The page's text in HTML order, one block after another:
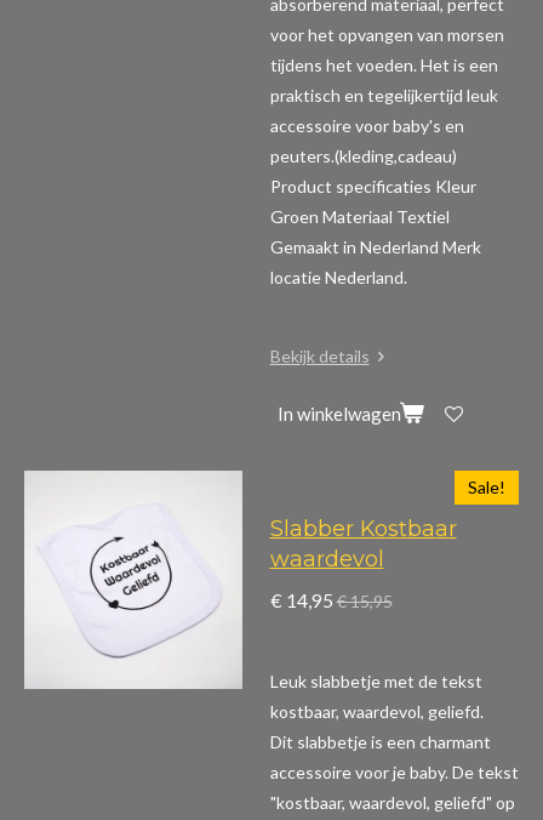
absorberend materiaal, perfect
voor het opvangen van morsen
tijdens het voeden. Het is een
praktisch en tegelijkertijd leuk
accessoire voor baby's en
peuters.(kleding,cadeau)
Product specificaties Kleur
Groen Materiaal Textiel
Gemaakt in Nederland Merk
locatie Nederland.
Bekijk details
In winkelwagen
Sale!
Slabber Kostbaar
waardevol
€ 14,95 € 15,95
Leuk slabbetje met de tekst
kostbaar, waardevol, geliefd.
Dit slabbetje is een charmant
accessoire voor je baby. De tekst
"kostbaar, waardevol, geliefd" op